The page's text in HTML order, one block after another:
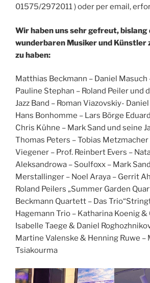
01575/2972011 ) oder per email,
Wir haben uns sehr gefreut, bislang
wunderbaren Musiker und Künstler
zu haben:
Matthias Beckmann – Daniel Masuch
Pauline Stephan – Roland Peiler und
Jazz Band – Roman Viazovskiy-
Hans Bonhomme – Lars Börge
Chris Kühne – Mark Sand und seine
Thomas Peters – Tobias Metzmacher
Viegener – Prof. Reinbert Evers –
Aleksandrowa – Soulfoxx – Mark
Merstallinger – Noel Araya – Gerrit
Roland Peilers „Summer Garden
Beckmann Quartett – Das
Hagemann Trio – Katharina Koenig
Isabelle Taege & Daniel
Martine Valenske & Henning Ruwe –
Tsiakourma